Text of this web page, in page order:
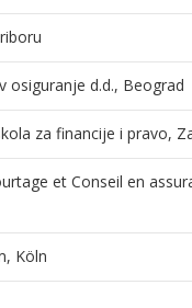
osiguranje d.d., Beograd
za financije i pravo,
et Conseil en
Köln